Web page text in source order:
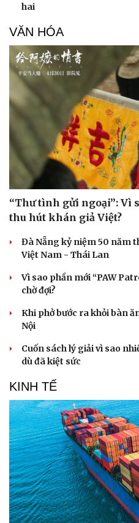
hai
VĂN HÓA
“Thư tình gửi ngoại”: Vì
thu hút khán giả Việt?
Đà Nẵng kỷ niệm 50 năm
Việt Nam - Thái Lan
Vì sao phần mới “PAW
chờ đợi?
Khi phở bước ra khỏi bàn
Nội
Cuốn sách lý giải vì sao
dù đã kiệt sức
KINH TẾ